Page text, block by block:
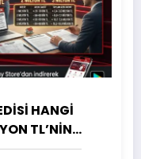
HANGİ
TL’NİN